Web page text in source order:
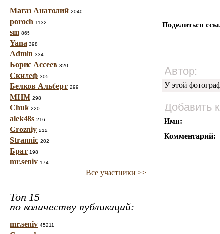
Магаз Анатолий 2040
poroch 1132
sm 865
Yana 398
Admin 334
Борис Ассеев 320
Скилеф 305
Белков Альберт 299
МНМ 298
Chuk 220
alek48s 216
Grozniy 212
Strannic 202
Брат 198
mr.seniv 174
Все участники >>
Топ 15
по количеству публикаций:
mr.seniv 45211
Поделиться
Автор:
У этой
Добавить
Имя:
Комментарий: